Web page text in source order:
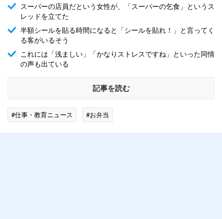
スーパーの店員だという女性が、「スーパーの乞食」というス
レッドを立てた
半額シールを貼る時間になると「シールを貼れ！」と言ってく
る客がいるそう
これには「浅ましい」「かなりストレスですね」といった同情
の声も出ている
記事を読む
#仕事・教育ニュース #お弁当